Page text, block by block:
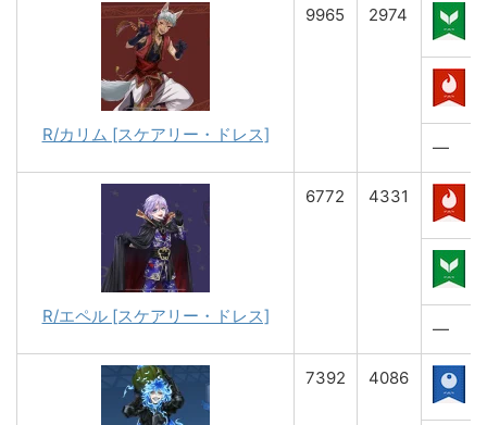
R/カリム [スケアリー・ドレス]
9965 2974
―
R/エペル [スケアリー・ドレス]
6772 4331
―
7392 4086